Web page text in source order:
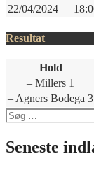
22/04/2024
Resultat
Hold
– Millers 1
– Agners Bodega 3
Søg
efter:
Seneste